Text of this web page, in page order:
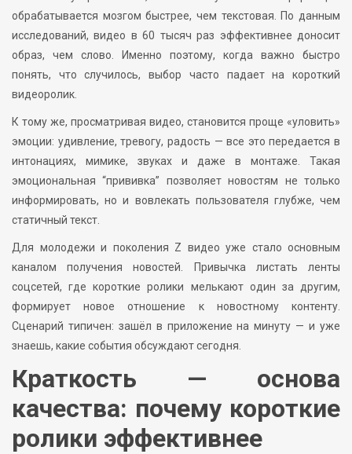
обрабатывается мозгом быстрее, чем текстовая. По данным
исследований, видео в 60 тысяч раз эффективнее доносит
образ, чем слово. Именно поэтому, когда важно быстро
понять, что случилось, выбор часто падает на короткий
видеоролик.
К тому же, просматривая видео, становится проще «уловить»
эмоции: удивление, тревогу, радость — все это передается в
интонациях, мимике, звуках и даже в монтаже. Такая
эмоциональная “прививка” позволяет новостям не только
информировать, но и вовлекать пользователя глубже, чем
статичный текст.
Для молодежи и поколения Z видео уже стало основным
каналом получения новостей. Привычка листать ленты
соцсетей, где короткие ролики мелькают один за другим,
формирует новое отношение к новостному контенту.
Сценарий типичен: зашёл в приложение на минуту — и уже
знаешь, какие события обсуждают сегодня.
Краткость — основа
качества: почему короткие
ролики эффективнее